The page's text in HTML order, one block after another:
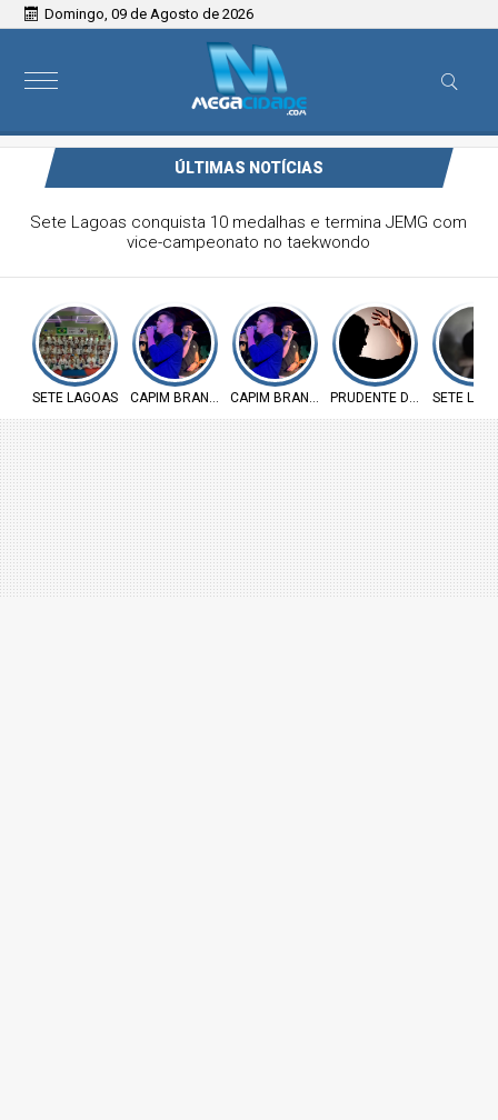
Domingo, 09 de Agosto de 2026
ÚLTIMAS NOTÍCIAS
Victor & Bruno são destaque no ForróCap em Capim
Branco
SETE LAGOAS CAPIM BRANCO CAPIM BRANCO PRUDENTE DE MORAIS
SETE